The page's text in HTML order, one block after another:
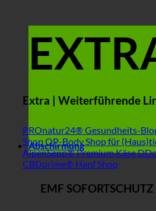
Extra | Weiterführende
PROnatur24® Gesundheits-
ShopOP-Body Shop für
AlpenSepp® Premium Käse
CBDprime® Hanf Shop
Abschirmung
EMF SOFORTSCHUTZ